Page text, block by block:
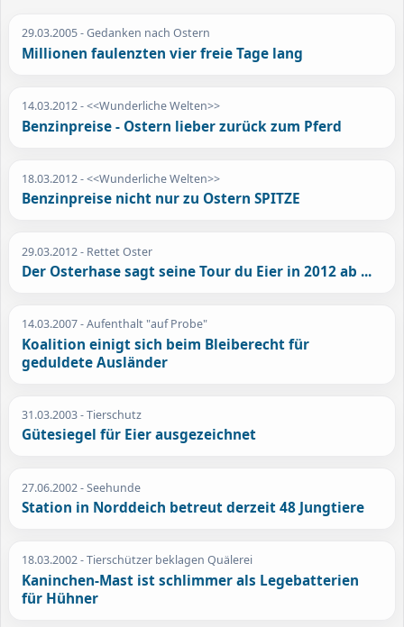
29.03.2005- Gedanken nach Ostern
Millionen faulenzten vier freie Tage lang
14.03.2012- <<Wunderliche Welten>>
Benzinpreise - Ostern lieber zurück zum Pferd
18.03.2012- <<Wunderliche Welten>>
Benzinpreise nicht nur zu Ostern SPITZE
29.03.2012- Rettet Oster
Der Osterhase sagt seine Tour du Eier in 2012 ab ...
14.03.2007- Aufenthalt "auf Probe"
Koalition einigt sich beim Bleiberecht für
geduldete Ausländer
31.03.2003- Tierschutz
Gütesiegel für Eier ausgezeichnet
27.06.2002- Seehunde
Station in Norddeich betreut derzeit 48 Jungtiere
18.03.2002- Tierschützer beklagen Quälerei
Kaninchen-Mast ist schlimmer als Legebatterien
für Hühner